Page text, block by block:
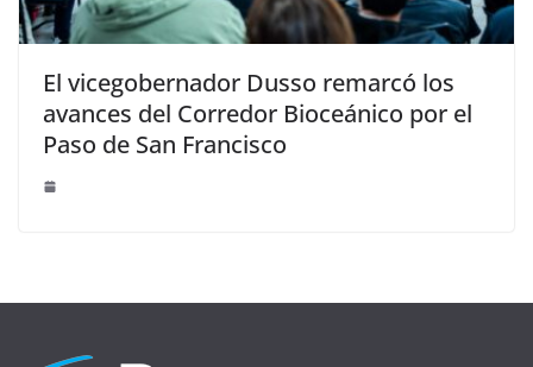
El vicegobernador Dusso remarcó los
avances del Corredor Bioceánico por el
Paso de San Francisco